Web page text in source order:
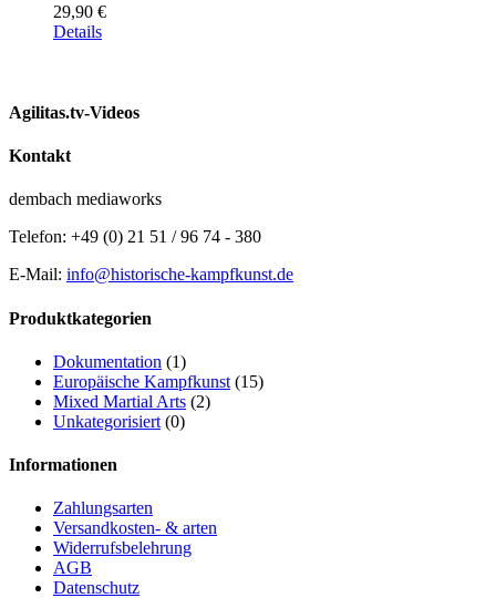
29,90 €
Details
Agilitas.tv-Videos
Kontakt
dembach mediaworks
Telefon: +49 (0) 21 51 / 96 74 - 380
E-Mail: info@historische-kampfkunst.de
Produktkategorien
Dokumentation (1)
Europäische Kampfkunst (15)
Mixed Martial Arts (2)
Unkategorisiert (0)
Informationen
Zahlungsarten
Versandkosten- & arten
Widerrufsbelehrung
AGB
Datenschutz